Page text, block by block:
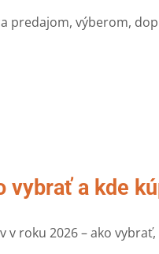
predajom, výberom,
vybrať a kde
roku 2026 – ako